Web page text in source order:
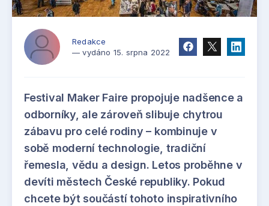
Redakce
— vydáno 15. srpna 2022
Festival Maker Faire propojuje nadšence a
odborníky, ale zároveň slibuje chytrou
zábavu pro celé rodiny – kombinuje v
sobě moderní technologie, tradiční
řemesla, vědu a design. Letos proběhne v
devíti městech České republiky. Pokud
chcete být součástí tohoto inspirativního